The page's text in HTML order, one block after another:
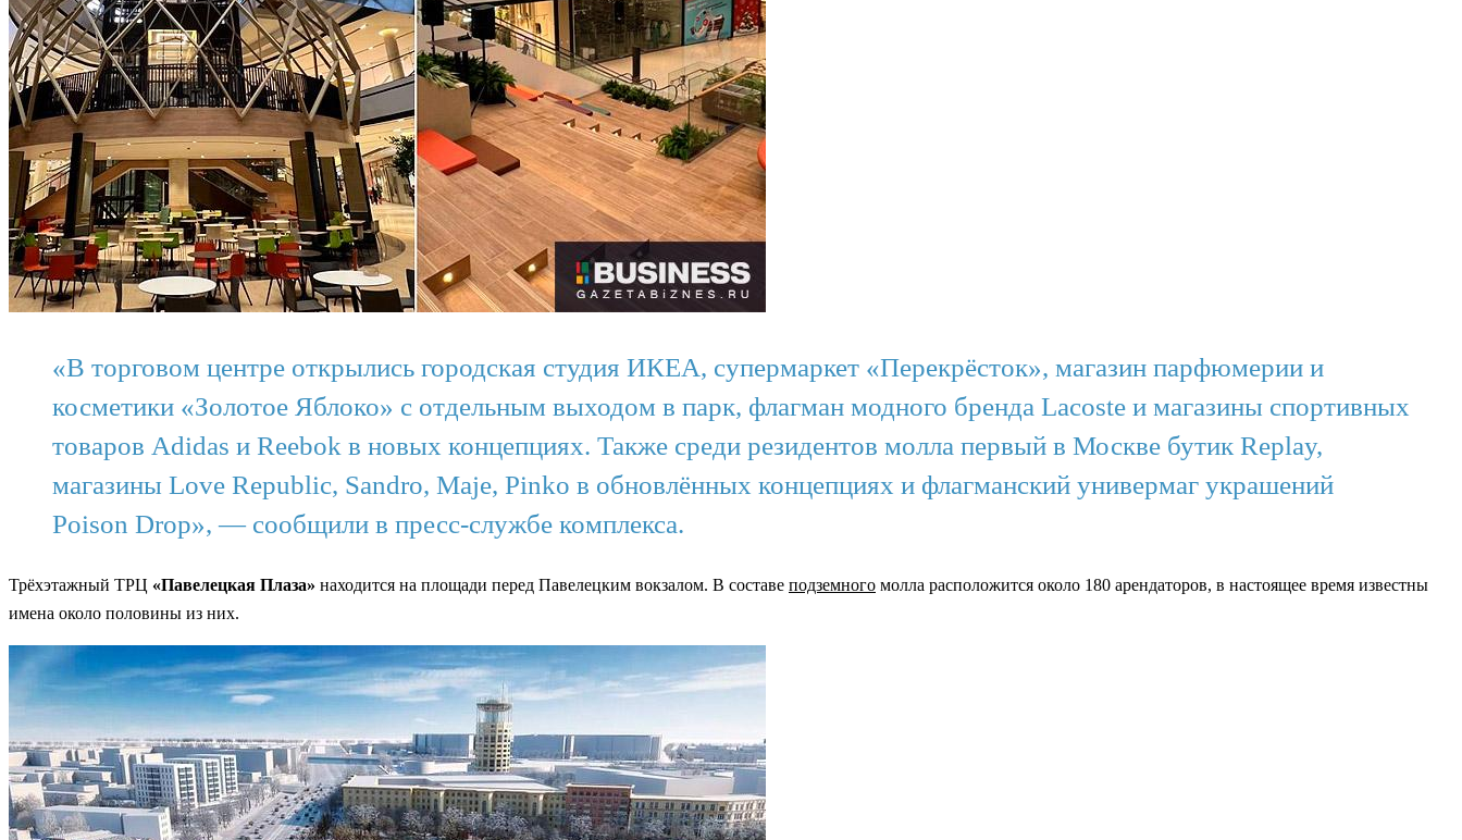
«В торговом центре открылись городская студия ИКЕА, супермаркет «Перекрёсток», магазин парфюмерии и
косметики «Золотое Яблоко» с отдельным выходом в парк, флагман модного бренда Lacoste и магазины спортивных
товаров Adidas и Reebok в новых концепциях. Также среди резидентов молла первый в Москве бутик Replay,
магазины Love Republic, Sandro, Maje, Pinko в обновлённых концепциях и флагманский универмаг украшений
Poison Drop», — сообщили в пресс-службе комплекса.
Трёхэтажный ТРЦ «Павелецкая Плаза» находится на площади перед Павелецким вокзалом. В составе подземного молла расположится около 180 арендаторов, в настоящее время известны
имена около половины из них.